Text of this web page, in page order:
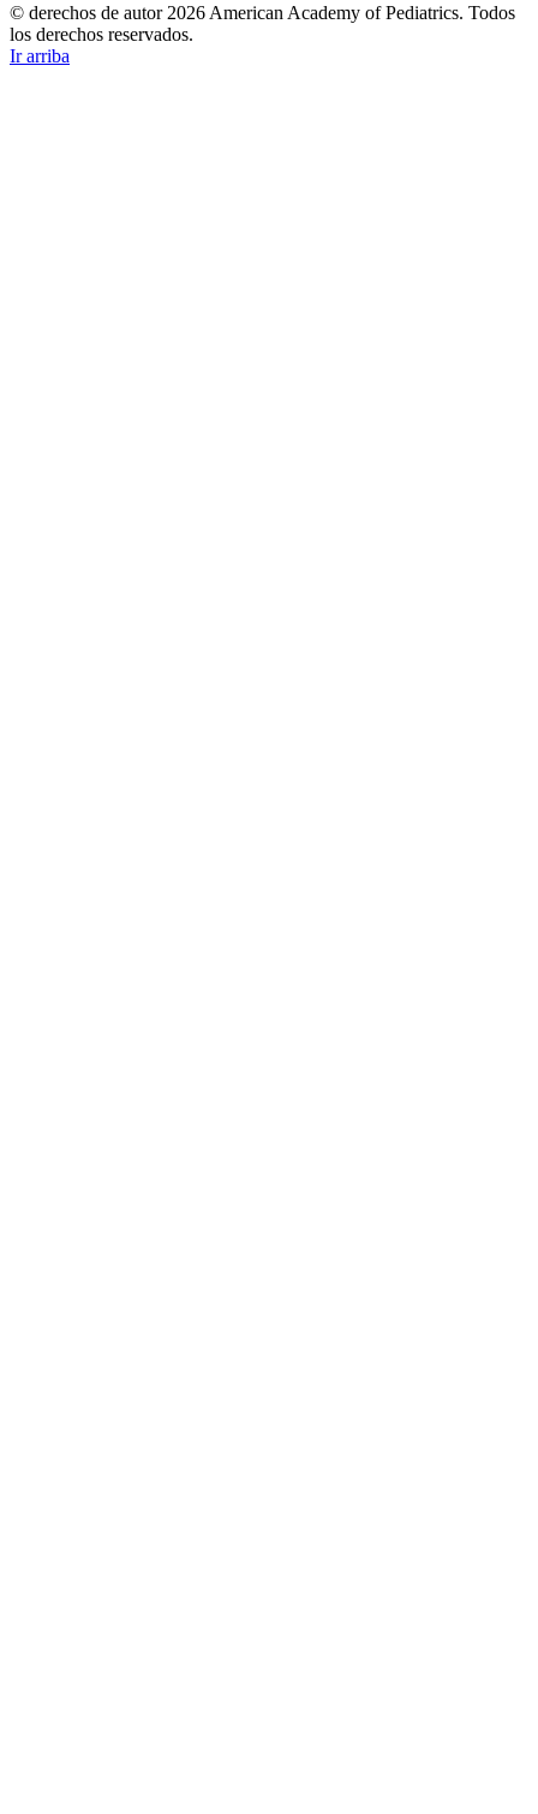
© derechos de autor 2026 American Academy of Pediatrics. Todos
los derechos reservados.
Ir arriba